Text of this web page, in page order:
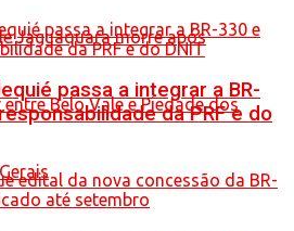
passa a integrar a BR-
da PRF e do